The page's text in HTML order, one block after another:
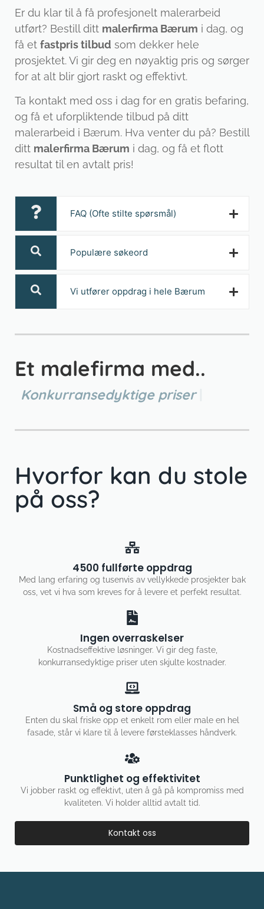
Er du klar til å få profesjonelt malerarbeid
utført? Bestill ditt malerfirma Bærum i dag, og
få et fastpris tilbud som dekker hele
prosjektet. Vi gir deg en nøyaktig pris og sørger
for at alt blir gjort raskt og effektivt.
Ta kontakt med oss i dag for en gratis befaring,
og få et uforpliktende tilbud på ditt
malerarbeid i Bærum. Hva venter du på? Bestill
ditt malerfirma Bærum i dag, og få et flott
resultat til en avtalt pris!
FAQ (Ofte stilte spørsmål)
Populære søkeord
Vi utfører oppdrag i hele Bærum
Et malefirma med..
på oss?
4500 fullførte oppdrag
Med lang erfaring og tusenvis av vellykkede prosjekter bak
oss, vet vi hva som kreves for å levere et perfekt resultat.
Ingen overraskelser
Kostnadseffektive løsninger. Vi gir deg faste,
konkurransedyktige priser uten skjulte kostnader.
Små og store oppdrag
Enten du skal friske opp et enkelt rom eller male en hel
fasade, står vi klare til å levere førsteklasses håndverk.
Punktlighet og effektivitet
Vi jobber raskt og effektivt, uten å gå på kompromiss med
kvaliteten. Vi holder alltid avtalt tid.
Kontakt oss